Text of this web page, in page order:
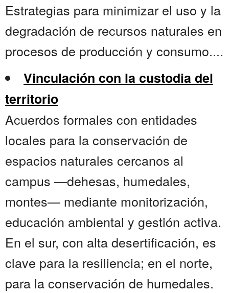
Estrategias para minimizar el uso y la
degradación de recursos naturales en
procesos de producción y consumo....
Vinculación con la custodia del
territorio
Acuerdos formales con entidades
locales para la conservación de
espacios naturales cercanos al
campus —dehesas, humedales,
montes— mediante monitorización,
educación ambiental y gestión activa.
En el sur, con alta desertificación, es
clave para la resiliencia; en el norte,
para la conservación de humedales.